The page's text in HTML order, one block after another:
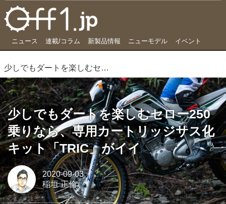
ニュース 連載/コラム 新製品情報 ニューモデル イベント
少しでもダートを楽しむセロー250乗りなら、専用カートリッジサス化キット「TRIC」がイイ
少しでもダートを楽しむセロー250
乗りなら、専用カートリッジサス化
キット「TRIC」がイイ
2020-09-03
稲垣 正倫